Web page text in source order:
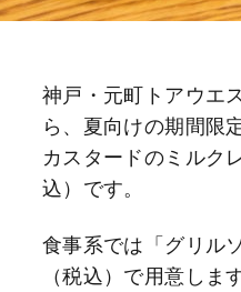
神戸・元町トアウエ
ら、夏向けの期間限
カスタードのミルク
込）です。
食事系では「グリル
（税込）で用意し